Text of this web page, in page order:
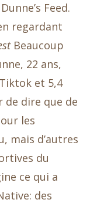
Feed.
regardant
Beaucoup
22 ans,
et 5,4
de dire que de
les
mais d’autres
du
ce qui a
des